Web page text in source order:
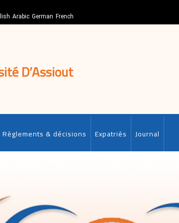
Arabic German French
D’Assiout
Règlements & décisions Expatriés Journal